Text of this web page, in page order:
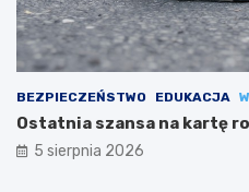
BEZPIECZEŃSTWO EDUKACJA
Ostatnia szansa na kartę
5 sierpnia 2026